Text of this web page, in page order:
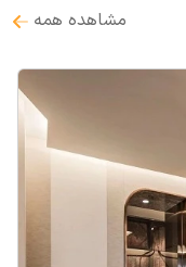
مشاهده همه